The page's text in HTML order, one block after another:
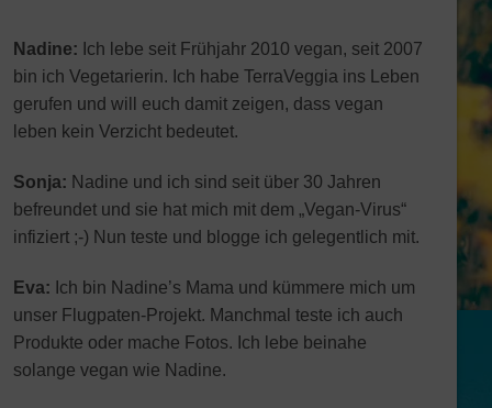
Nadine: Ich lebe seit Frühjahr 2010 vegan, seit 2007
bin ich Vegetarierin. Ich habe TerraVeggia ins Leben
gerufen und will euch damit zeigen, dass vegan
leben kein Verzicht bedeutet.
Sonja: Nadine und ich sind seit über 30 Jahren
befreundet und sie hat mich mit dem „Vegan-Virus“
infiziert ;-) Nun teste und blogge ich gelegentlich mit.
Eva: Ich bin Nadine’s Mama und kümmere mich um
unser Flugpaten-Projekt. Manchmal teste ich auch
Produkte oder mache Fotos. Ich lebe beinahe
solange vegan wie Nadine.